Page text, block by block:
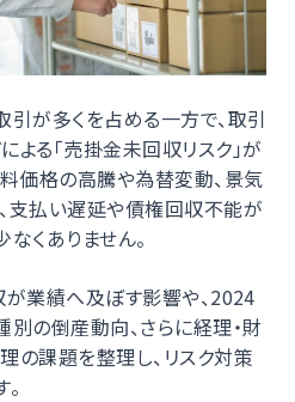
が多くを占める一方で、取引
る「売掛金未回収リスク」が
価格の高騰や為替変動、景気
支払い遅延や債権回収不能が
くありません。
が業績へ及ぼす影響や、2024
の倒産動向、さらに経理・財
の課題を整理し、リスク対策